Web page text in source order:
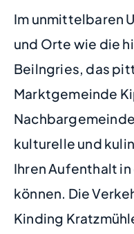
Im unmittelbaren
und Orte wie die
Beilngries, das
Marktgemeinde
kulturelle und
Ihren Aufenthalt
können. Die
Kinding